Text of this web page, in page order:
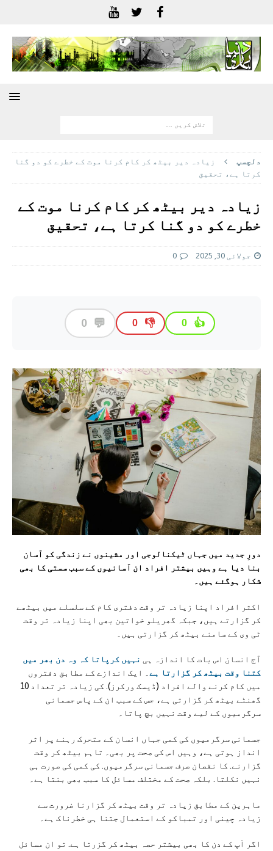
دلچسپ
زیادہ دیر بیٹھ کر کام کرنا موت کے خطرے کو دو گنا
کرتا ہے، تحقیق
زیادہ دیر بیٹھ کر کام کرنا موت کے
خطرے کو دو گنا کرتا ہے، تحقیق
جولائی 30, 2025 0
👍
0
👎
0
💬
0
دورِ جدید میں جہاں ٹیکنالوجی اور مشینوں نے زندگی کو آسان
بنا دیا ہے وہیں بیشتر افراد ان آسانیوں کے سبب سستی کا بھی
شکار ہوگئے ہیں۔
اکثر افراد اپنا زیادہ تر وقت دفتری کام کے سلسلے میں بیٹھے
کر گزارتے ہیں، جبکہ گھریلو خواتین بھی اپنا زیادہ تر وقت
ٹی وی کے سامنے بیٹھ کر گزارتی ہیں۔
آج انسان اس بات کا اندازہ ہی نہیں کرپاتا کہ وہ دن بھر میں
کتنا وقت بیٹھ کر گزارتا ہے ۔ ایک اندازے کے مطابق دفتروں
میں کام کرنے والے افراد (ڈیسک ورکرز). کی زیادہ تر تعداد 10
گھنٹے بیٹھ کر گزارتی ہے، جس کے سبب ان کے پاس جسمانی
سرگرمیوں کے لیے وقت نہیں بچ پاتا۔
جسمانی سرگرمیوں کی کمی جہاں انسان کے متحرک رہنے پر اثر
انداز ہوتی ہے، وہیں اس کی صحت پر بھی۔ تاہم بیٹھ کر وقت
گزارنے. کا نقصان صرف جسمانی سرگرمیوں. کی کمی کی صورت ہی
نہیں نکلتا. بلکہ صحت کے مختلف مسائل کا سبب بھی بنتا ہے۔
ماہرین کے مطابق زیادہ تر وقت بیٹھ کر گزارنا ضرورت سے
زیادہ چینی اور تمباکو کے استعمال جتنا ہی خطرناک ہے۔
اگر آپ کے دن کا بھی بیشتر حصہ بیٹھ کر گزرتا ہے. تو ان مسائل